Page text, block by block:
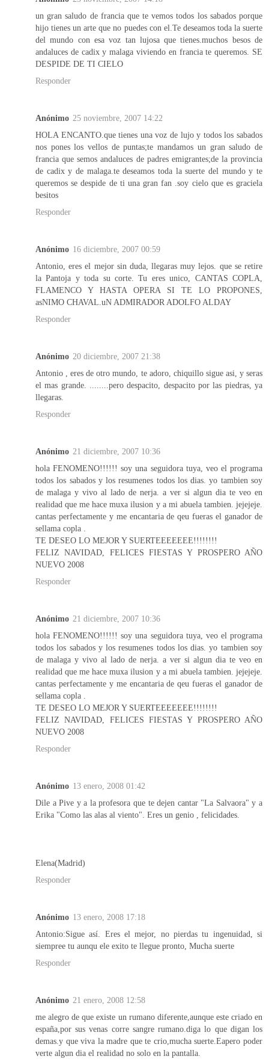
un gran saludo de francia que te vemos todos los sabados porque
hijo tienes un arte que no puedes con el.Te deseamos toda la suerte
del mundo con esa voz tan lujosa que tienes.muchos besos de
andaluces de cadix y malaga viviendo en francia te queremos. SE
DESPIDE DE TI CIELO
Responder
Anónimo 25 noviembre, 2007 14:22
HOLA ENCANTO.que tienes una voz de lujo y todos los sabados
nos pones los vellos de puntas;te mandamos un gran saludo de
francia que semos andaluces de padres emigrantes;de la provincia
de cadix y de malaga.te deseamos toda la suerte del mundo y te
queremos se despide de ti una gran fan .soy cielo que es graciela
besitos
Responder
Anónimo 16 diciembre, 2007 00:59
Antonio, eres el mejor sin duda, llegaras muy lejos. que se retire
la Pantoja y toda su corte. Tu eres unico, CANTAS COPLA,
FLAMENCO Y HASTA OPERA SI TE LO PROPONES,
asNIMO CHAVAL.uN ADMIRADOR ADOLFO ALDAY
Responder
Anónimo 20 diciembre, 2007 21:38
Antonio , eres de otro mundo, te adoro, chiquillo sigue asi, y seras
el mas grande. ........pero despacito, despacito por las piedras, ya
llegaras.
Responder
Anónimo 21 diciembre, 2007 10:36
hola FENOMENO!!!!!! soy una seguidora tuya, veo el programa
todos los sabados y los resumenes todos los dias. yo tambien soy
de malaga y vivo al lado de nerja. a ver si algun dia te veo en
realidad que me hace muxa ilusion y a mi abuela tambien. jejejeje.
cantas perfectamente y me encantaria de qeu fueras el ganador de
sellama copla .
TE DESEO LO MEJOR Y SUERTEEEEEEE!!!!!!!!
FELIZ NAVIDAD, FELICES FIESTAS Y PROSPERO AÑO
NUEVO 2008
Responder
Anónimo 21 diciembre, 2007 10:36
hola FENOMENO!!!!!! soy una seguidora tuya, veo el programa
todos los sabados y los resumenes todos los dias. yo tambien soy
de malaga y vivo al lado de nerja. a ver si algun dia te veo en
realidad que me hace muxa ilusion y a mi abuela tambien. jejejeje.
cantas perfectamente y me encantaria de qeu fueras el ganador de
sellama copla .
TE DESEO LO MEJOR Y SUERTEEEEEEE!!!!!!!!
FELIZ NAVIDAD, FELICES FIESTAS Y PROSPERO AÑO
NUEVO 2008
Responder
Anónimo 13 enero, 2008 01:42
Dile a Pive y a la profesora que te dejen cantar "La Salvaora" y a
Erika "Como las alas al viento". Eres un genio , felicidades.
Elena(Madrid)
Responder
Anónimo 13 enero, 2008 17:18
Antonio:Sigue así. Eres el mejor, no pierdas tu ingenuidad, si
siempree tu aunqu ele exito te llegue pronto, Mucha suerte
Responder
Anónimo 21 enero, 2008 12:58
me alegro de que existe un rumano diferente,aunque este criado en
españa,por sus venas corre sangre rumano.diga lo que digan los
demas.y que viva la madre que te crio,mucha suerte.Eapero poder
verte algun dia el realidad no solo en la pantalla.